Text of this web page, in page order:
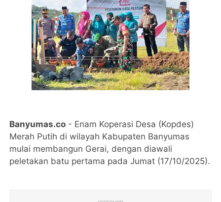
Banyumas.co - Enam Koperasi Desa (Kopdes)
Merah Putih di wilayah Kabupaten Banyumas
mulai membangun Gerai, dengan diawali
peletakan batu pertama pada Jumat (17/10/2025).